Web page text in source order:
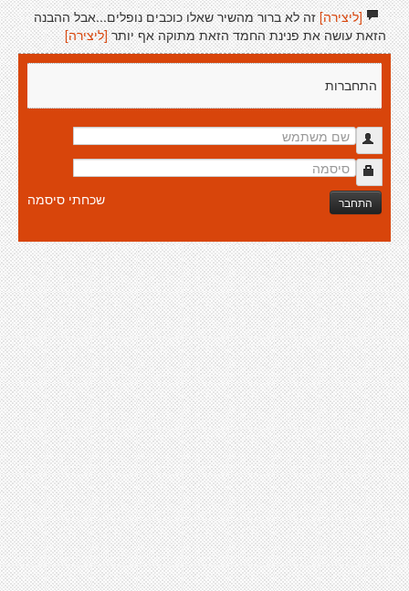
[ליצירה]זה לא ברור מהשיר שאלו כוכבים נופלים...אבל ההבנה
הזאת עושה את פנינת החמד הזאת מתוקה אף יותר [ליצירה]
התחברות
התחבר שכחתי סיסמה